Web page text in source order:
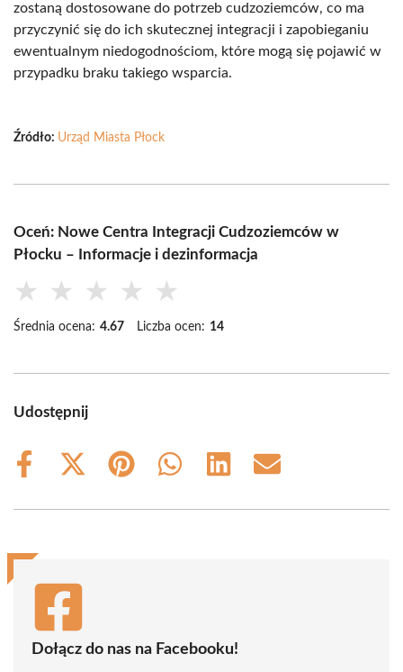
zostaną dostosowane do potrzeb cudzoziemców, co ma
przyczynić się do ich skutecznej integracji i zapobieganiu
ewentualnym niedogodnościom, które mogą się pojawić w
przypadku braku takiego wsparcia.
Źródło: Urząd Miasta Płock
Oceń: Nowe Centra Integracji Cudzoziemców w
Płocku – Informacje i dezinformacja
★ ★ ★ ★ ★
Średnia ocena: 4.67 Liczba ocen: 14
Udostępnij
Share
Share
(Twitter)
Share
Share
Share
Share
Dołącz do nas na Facebooku!